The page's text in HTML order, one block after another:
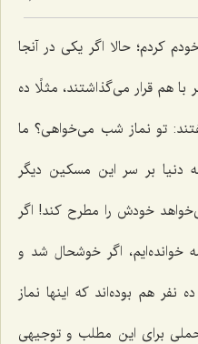
كردم؛ حالا اگر یكی در آنجا
هم قرار می‌گذاشتند، مثلًا ده
تو نماز شب می‌خواهی؟ ما
دنیا بر سر این مسكین دیگر
خودش را مطرح كند! اگر
خوانده‌ایم، اگر خوشحال شد و
هم بوده‌اند كه اینها نماز
برای این مطلب و توجیهی